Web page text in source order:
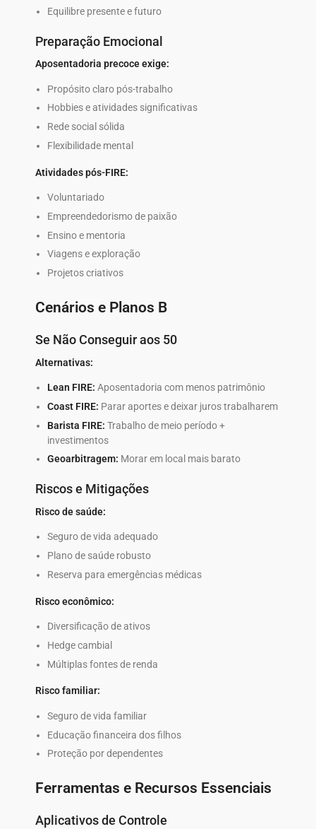
Equilibre presente e futuro
Preparação Emocional
Aposentadoria precoce exige:
Propósito claro pós-trabalho
Hobbies e atividades significativas
Rede social sólida
Flexibilidade mental
Atividades pós-FIRE:
Voluntariado
Empreendedorismo de paixão
Ensino e mentoria
Viagens e exploração
Projetos criativos
Cenários e Planos B
Se Não Conseguir aos 50
Alternativas:
Lean FIRE: Aposentadoria com menos patrimônio
Coast FIRE: Parar aportes e deixar juros trabalharem
Barista FIRE: Trabalho de meio período +
investimentos
Geoarbitragem: Morar em local mais barato
Riscos e Mitigações
Risco de saúde:
Seguro de vida adequado
Plano de saúde robusto
Reserva para emergências médicas
Risco econômico:
Diversificação de ativos
Hedge cambial
Múltiplas fontes de renda
Risco familiar:
Seguro de vida familiar
Educação financeira dos filhos
Proteção por dependentes
Ferramentas e Recursos Essenciais
Aplicativos de Controle